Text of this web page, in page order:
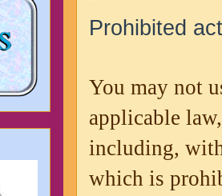
Prohibited
You may not
applicable
including,
which is